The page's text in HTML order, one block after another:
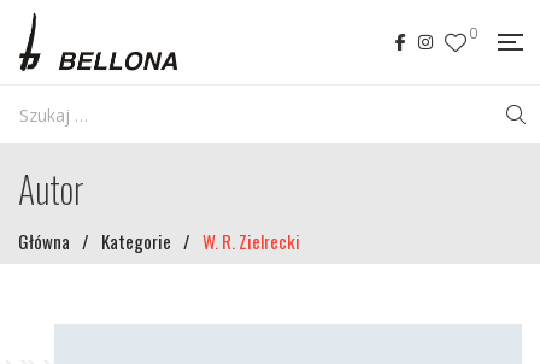
0
Autor
Główna / Kategorie / W. R. Zielrecki